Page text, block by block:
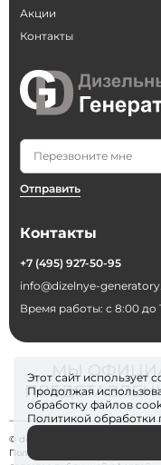
Акции
Контакты
Отправить
Контакты
+7 (495) 927-50-95
info@dizelnye-
Время работы: с 8:00 до
МЫ
© dizelnye-generatory 2026
Политика конфиденциальности
Этот сайт использует
Продолжая
обработку файлов
Политикой обработки